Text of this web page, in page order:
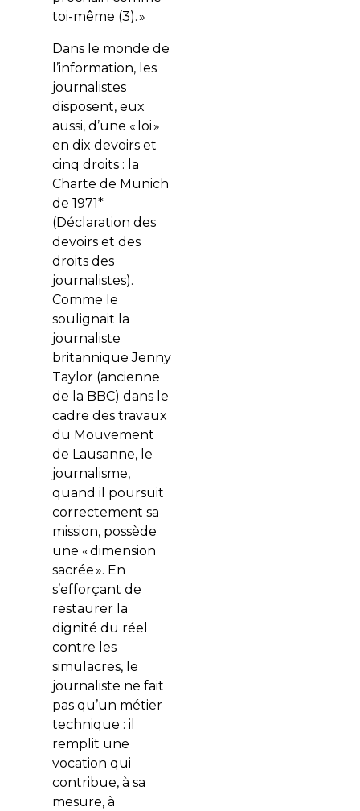
toi-même (3). »
Dans le monde de
l’information, les
journalistes
disposent, eux
aussi, d’une « loi »
en dix devoirs et
cinq droits : la
Charte de Munich
de 1971*
(Déclaration des
devoirs et des
droits des
journalistes).
Comme le
soulignait la
journaliste
britannique Jenny
Taylor (ancienne
de la BBC) dans le
cadre des travaux
du Mouvement
de Lausanne, le
journalisme,
quand il poursuit
correctement sa
mission, possède
une « dimension
sacrée ». En
s’efforçant de
restaurer la
dignité du réel
contre les
simulacres, le
journaliste ne fait
pas qu’un métier
technique : il
remplit une
vocation qui
contribue, à sa
mesure, à